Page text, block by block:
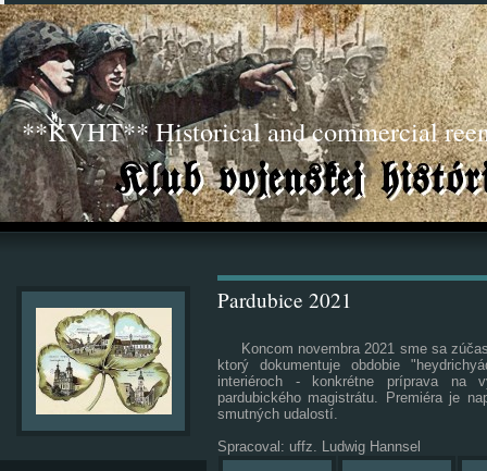
**KVHT** Historical and commercial
Pardubice 2021
Koncom novembra 2021 sme sa
ktorý dokumentuje obdobie
interiéroch - konkrétne príprava na
pardubického magistrátu. Premiéra je
smutných udalostí.
Spracoval: uffz. Ludwig Hannsel